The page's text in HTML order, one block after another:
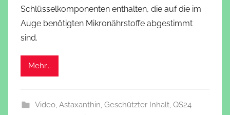
Schlüsselkomponenten enthalten, die auf die im
Auge benötigten Mikronährstoffe abgestimmt
sind.
Mehr...
Video, Astaxanthin Geschützter Inhalt, QS24